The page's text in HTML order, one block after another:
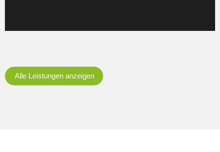
Alle Leistungen anzeigen